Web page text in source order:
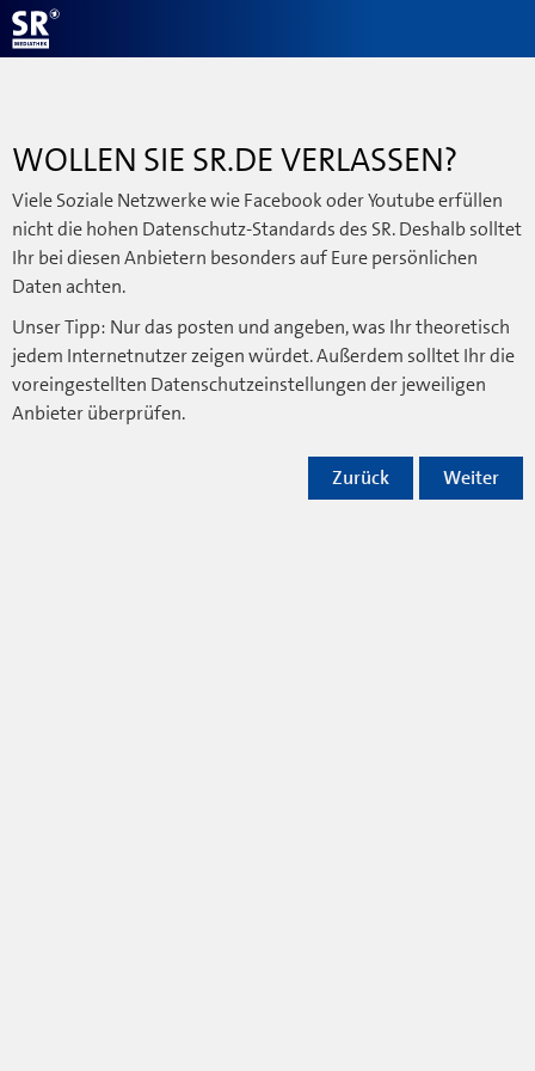
WOLLEN SIE SR.DE VERLASSEN?
Viele Soziale Netzwerke wie Facebook oder Youtube erfüllen
nicht die hohen Datenschutz-Standards des SR. Deshalb solltet
Ihr bei diesen Anbietern besonders auf Eure persönlichen
Daten achten.
Unser Tipp: Nur das posten und angeben, was Ihr theoretisch
jedem Internetnutzer zeigen würdet. Außerdem solltet Ihr die
voreingestellten Datenschutzeinstellungen der jeweiligen
Anbieter überprüfen.
Weiter
Zurück